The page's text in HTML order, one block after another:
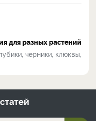
для разных растений
черники, клюквы,